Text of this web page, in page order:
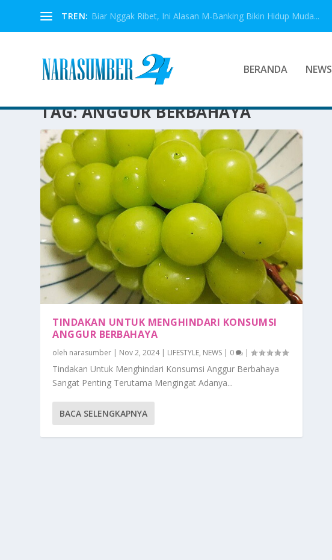
TREN: Biar Nggak Ribet, Ini Alasan M-Banking Bikin Hidup Muda...
BERANDA NEWS
TAG:ANGGUR BERBAHAYA
TINDAKAN UNTUK MENGHINDARI KONSUMSI
ANGGUR BERBAHAYA
oleh narasumber | Nov 2, 2024| LIFESTYLE, NEWS | 0 |
Tindakan Untuk Menghindari Konsumsi Anggur Berbahaya
Sangat Penting Terutama Mengingat Adanya...
BACA SELENGKAPNYA